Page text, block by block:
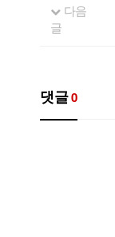
다음
글
댓글0